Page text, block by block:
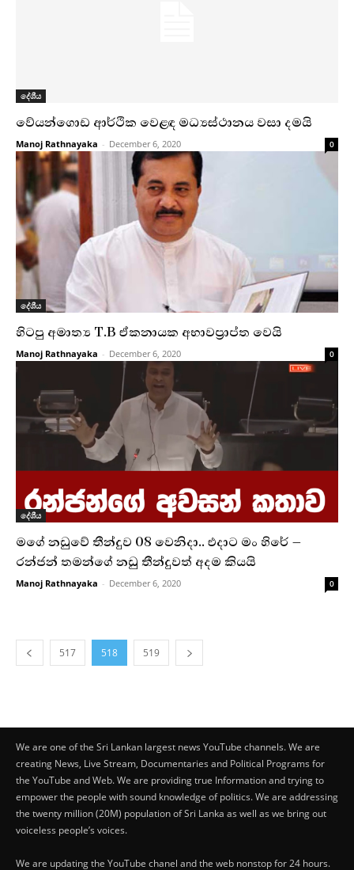
දේශීය
වේයන්ගොඩ ආර්ථික වෙළඳ මධ්‍යස්ථානය වසා දමයි
Manoj Rathnayaka - December 6, 2020 0
දේශීය
හිටපු අමාත්‍ය T.B ඒකනායක අභාවප්‍රාප්ත වෙයි
Manoj Rathnayaka - December 6, 2020 0
දේශීය
මගේ නඩුවේ තීන්දුව 08 වෙනිදා.. එදාට මං හිරේ –
රන්ජන් තමන්ගේ නඩු තීන්දුවත් අදම කියයි
Manoj Rathnayaka - December 6, 2020 0
517 518 519
We are one of the Sri Lankan largest news YouTube channels. We are
creating News, Live Stream, Documentaries and Political Programs for
the YouTube and Web. We are providing true Information and trying to
empower the people with sound knowledge of politics. We are addressing
the twenty million (20M) population of Sri Lanka as well as we bring out
voiceless people’s voices.
We are updating the YouTube chanel and the web nonstop for 24 hours.